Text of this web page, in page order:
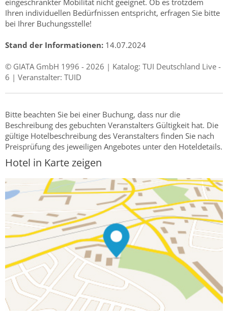
Ihren individuellen Bedürfnissen entspricht, erfragen Sie bitte
bei Ihrer Buchungsstelle!
Stand der Informationen: 14.07.2024
© GIATA GmbH 1996 - 2026 | Katalog: TUI Deutschland Live -
6 | Veranstalter: TUID
Bitte beachten Sie bei einer Buchung, dass nur die
Beschreibung des gebuchten Veranstalters Gültigkeit hat. Die
gültige Hotelbeschreibung des Veranstalters finden Sie nach
Preisprüfung des jeweiligen Angebotes unter den Hoteldetails.
Hotel in Karte zeigen